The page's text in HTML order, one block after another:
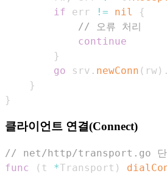
if err != nil
{
// 오류 처리
continue
}
go srv . newConn ( rw) .
}
}
클라이언트 연결(Connect)
// net/http/transport.go 단
func
( t *Transport )